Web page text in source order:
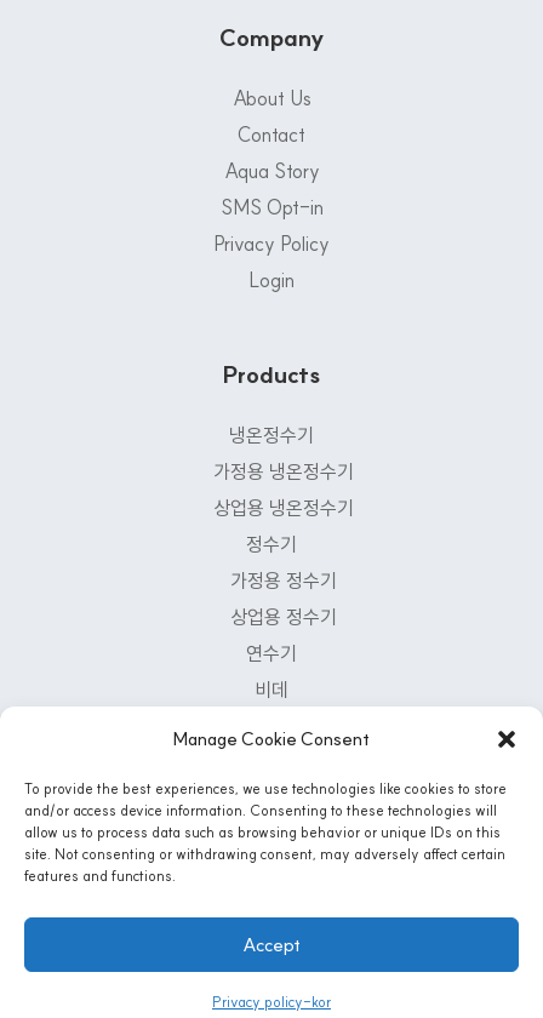
Manage Cookie Consent
To provide the best experiences, we use technologies like cookies to store
and/or access device information. Consenting to these technologies will
allow us to process data such as browsing behavior or unique IDs on this
site. Not consenting or withdrawing consent, may adversely affect certain
features and functions.
Accept
Privacy policy-kor
Company
About Us
Contact
Aqua Story
SMS Opt-in
Privacy Policy
Login
Products
냉온정수기
가정용 냉온정수기
상업용 냉온정수기
정수기
가정용 정수기
상업용 정수기
연수기
비데
Customer Support Center
1-800-222-5502
Mon - Fri: 8 AM - 5 PM | Sat: 8:30 Am - 12PM
Instagram